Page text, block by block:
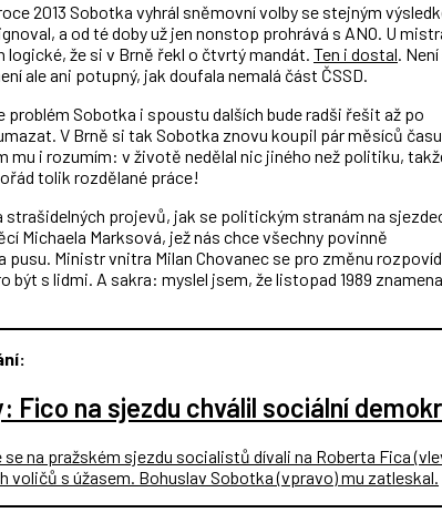
2013 Sobotka vyhrál sněmovní volby se stejným
a od té doby už jen nonstop prohrává s ANO. U
že si v Brně řekl o čtvrtý mandát. Ten i dostal.
ale ani potupný, jak doufala nemalá část ČSSD.
Sobotka i spoustu dalších bude radši řešit až po
V Brně si tak Sobotka znovu koupil pár měsíců
mu i rozumím: v životě nedělal nic jiného než politiku,
tolik rozdělané práce!
projevů, jak se politickým stranám na
Michaela Marksová, jež nás chce všechny povinně
pusu. Ministr vnitra Milan Chovanec se pro změnu
s lidmi. A sakra: myslel jsem, že listopad 1989
Fico na sjezdu chválil sociální